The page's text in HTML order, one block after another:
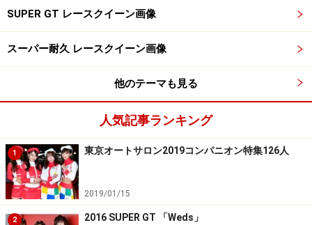
SUPER GT レースクイーン画像
スーパー耐久 レースクイーン画像
他のテーマも見る
人気記事ランキング
1 東京オートサロン2019コンパニオン特集126人
2019/01/15
2 2016 SUPER GT 「Weds」